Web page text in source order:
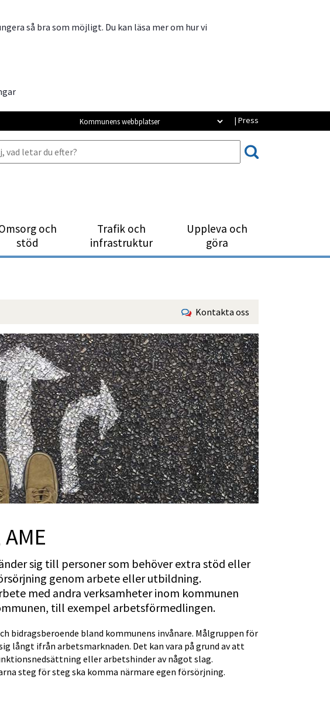
så bra som möjligt. Du kan läsa mer om hur vi
| Press
Kommunens webbplatser
och
stöd
Trafik och
infrastruktur
Uppleva och
göra
Kontakta oss
sig till personer som behöver extra stöd eller
genom arbete eller utbildning.
med andra verksamheter inom kommunen
till exempel arbetsförmedlingen.
bidragsberoende bland kommunens invånare. Målgruppen för
långt ifrån arbetsmarknaden. Det kan vara på grund av att
eller arbetshinder av något slag.
steg för steg ska komma närmare egen försörjning.